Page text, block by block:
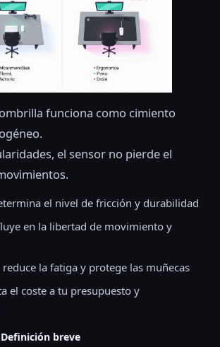
funciona como cimiento
el sensor no pierde el
el nivel de fricción y durabilidad
en la libertad de movimiento y
reduce la fatiga y protege las muñecas
el coste a tu presupuesto y
Definición breve